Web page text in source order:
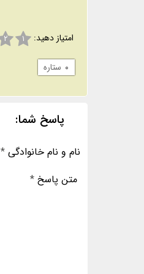
امتیاز دهید: ۱ ۲
۰ ستاره
پاسخ شما:
نام و نام خانوادگی *
متن پاسخ *